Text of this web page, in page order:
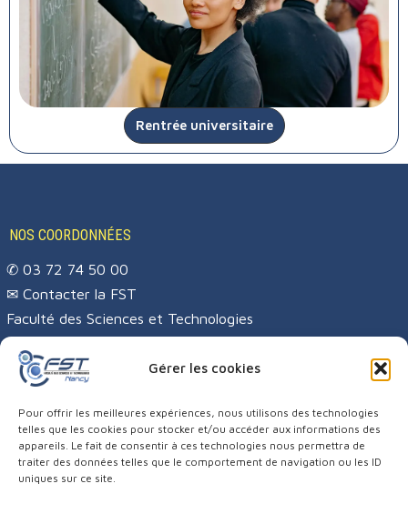
Gérer les cookies
Pour offrir les meilleures expériences, nous utilisons des technologies
telles que les cookies pour stocker et/ou accéder aux informations des
appareils. Le fait de consentir à ces technologies nous permettra de
traiter des données telles que le comportement de navigation ou les ID
uniques sur ce site.
Rentrée universitaire
NOS COORDONNÉES
✆ 03 72 74 50 00
✉Contacter la FST
Faculté des Sciences et Technologies
Campus Sciences
BP 70239
54506 VANDŒUVRE-LÈS-NANCY CEDEX